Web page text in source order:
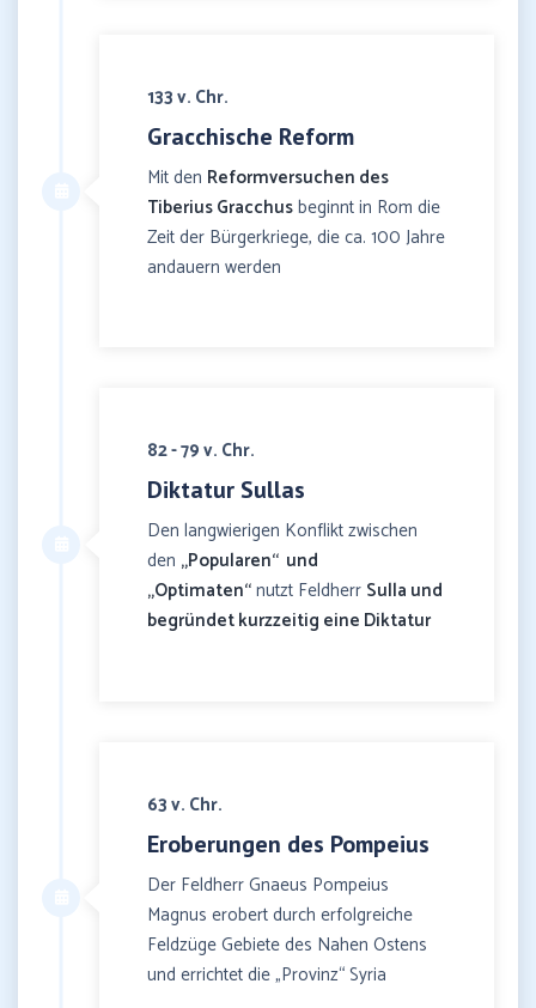
133 v. Chr.
Gracchische Reform
Mit den Reformversuchen des
Tiberius Gracchusbeginnt in Rom die
Zeit der Bürgerkriege, die ca. 100 Jahre
andauern werden
82 - 79 v. Chr.
Diktatur Sullas
Den langwierigen Konflikt zwischen
den „Popularen“ und
„Optimaten“nutzt Feldherr Sulla und
begründet kurzzeitig eine Diktatur
63 v. Chr.
Eroberungen des Pompeius
Der Feldherr Gnaeus Pompeius
Magnus erobert durch erfolgreiche
Feldzüge Gebiete des Nahen Ostens
und errichtet die „Provinz“ Syria